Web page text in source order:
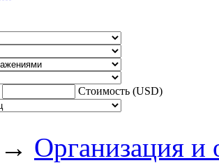
Стоимость (USD)
→ Организация и